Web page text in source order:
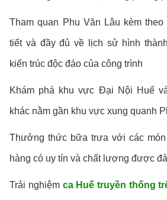
Tham quan Phu Văn Lâu kèm
tiết và đầy đủ về lịch sử hình
kiến trúc độc đáo của công trình
Khám phá khu vực Đại Nội Huế
khác nằm gần khu vực xung quanh
Thưởng thức bữa trưa với các
hàng có uy tín và chất lượng được
Trải nghiệm ca Huế truyền thống